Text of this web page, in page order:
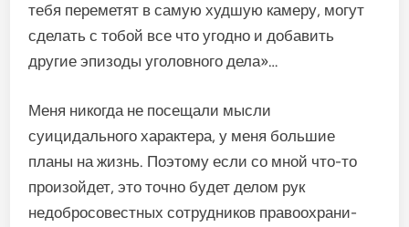
тебя переметят в самую худшую каме­ру, могут
сделать с тобой все что угодно и добавить
другие эпизо­ды уголовного дела»…
Меня никогда не посещали мысли
суицидального харак­тера, у меня большие
планы на жизнь. Поэтому если со мной что-то
произойдет, это точно бу­дет делом рук
недобросовест­ных сотрудников правоохрани­